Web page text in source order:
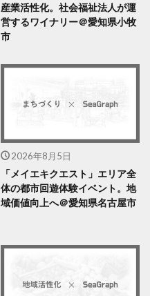
産業活性化。社会福祉法人が運
営するワイナリー＠愛知県小牧
市
2026年8月5日
「メイエキクエスト」エリア全
体の都市回遊体験イベント。地
域価値向上へ＠愛知県名古屋市